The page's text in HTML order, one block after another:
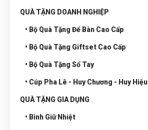
QUÀ TẶNG DOANH NGHIỆP
• Bộ Quà Tặng Để Bàn Cao Cấp
• Bộ Quà Tặng Giftset Cao Cấp
• Bộ Quà Tặng Sổ Tay
• Cúp Pha Lê - Huy Chương - Huy Hiệu
QUÀ TẶNG GIA DỤNG
• Bình Giữ Nhiệt